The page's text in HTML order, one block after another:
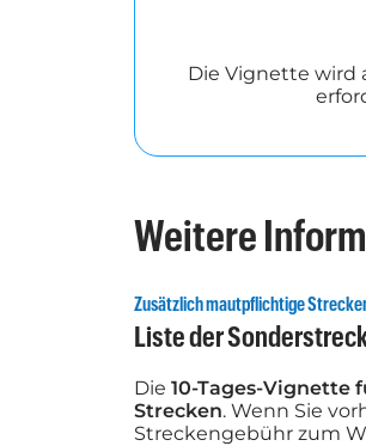
Die Vignette wird
Weitere
Zusätzlich mautpflichtige
Liste der
Die 10-Tages-Vignette
Strecken. Wenn Sie
Streckengebühr zum